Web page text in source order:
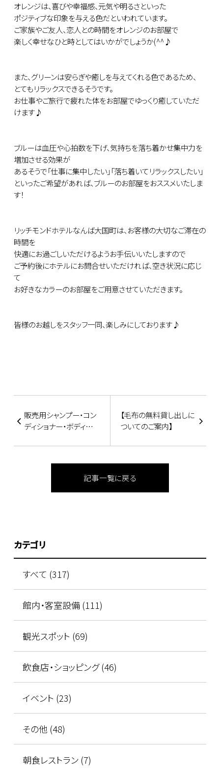
オレンジは、喜びや幸福感、元気や明るさといった
ポジティブな印象を与える色だといわれています。
ご家族やご友人、恋人との時間をオレンジのお部屋で
楽しく幸せなひと時としてはいかがでしょうか(^^♪
また、グリーンは安らぎや癒しを与えてくれる色であるため、
とてもリラックスできるそうです。
お仕事やご旅行で疲れた体をお部屋でゆっくり癒していただ
けます♪
ブルーは血圧や心拍数を下げ、気持ちを落ち着かせ集中力を
増加させる効果が
あるそうで「仕事に集中したい」「落ち着いてリラックスしたい」
といったご希望があれば、ブルーのお部屋をおススメいたしま
す！
リッチモンドホテルなんば大国町は、お客様の大切なご滞在の
時間を
快適にお過ごしいただけるようお手伝いいたしますので
ご予約後にホテルにお問合せいただければ、空き状況に応じ
て
お好きなカラーのお部屋をご用意させていただきます。
皆様のお越しをスタッフ一同、楽しみにしております♪
販売用シャンプー・コン
ディショナー・ボディーソ
【毛布の無料貸し出しに
ついてのご案内】
記事一覧に戻る
カテゴリ
すべて (317)
館内・客室設備 (111)
観光スポット (69)
飲食店・ショッピング (46)
イベント (23)
その他 (48)
朝食レストラン (7)